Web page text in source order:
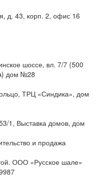
д. 43, корп. 2, офис 16
шоссе, вл. 7/7 (500
дом №28
ТРЦ «Синдика», дом
1, Выставка домов, дом
и продажа
ООО «Русское шале»